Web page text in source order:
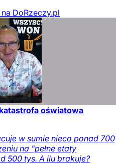
DoRzeczy.pl
oświatowa
w sumie nieco ponad 700
na "pełne etaty
500 tys. A ilu brakuje?